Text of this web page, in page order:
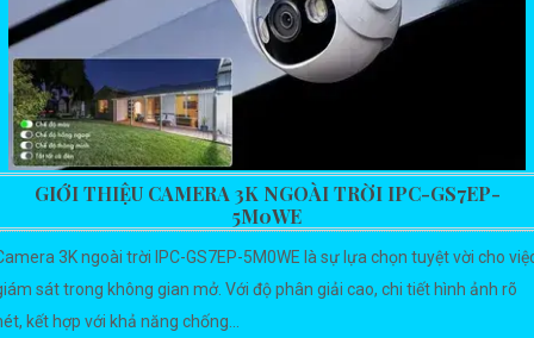
GIỚI THIỆU CAMERA 3K NGOÀI TRỜI IPC-GS7EP-
5M0WE
3K ngoài trời IPC-GS7EP-5M0WE là sự lựa chọn tuyệt vời cho
sát trong không gian mở. Với độ phân giải cao, chi tiết hình ảnh rõ
kết hợp với khả năng chống...